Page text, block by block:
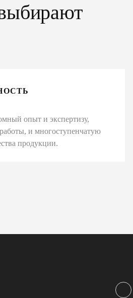
опыт и экспертизу,
и многоступенчатую
продукции.